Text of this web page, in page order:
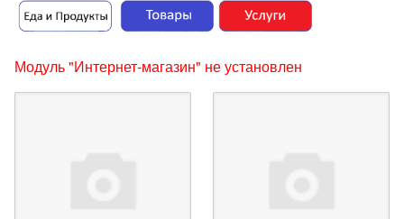
Модуль "Интернет-магазин" не установлен